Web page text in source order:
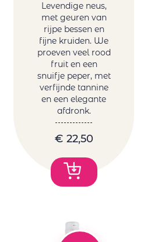
Levendige neus,
met geuren van
rijpe bessen en
fijne kruiden. We
proeven veel rood
fruit en een
snuifje peper, met
verfijnde tannine
en een elegante
afdronk.
€ 22,50